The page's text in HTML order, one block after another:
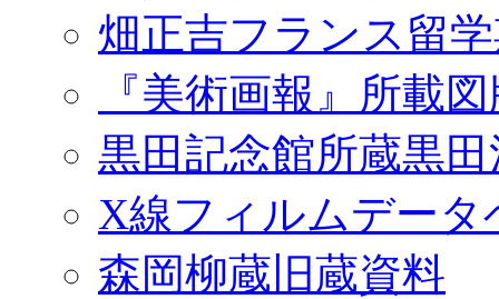
畑正吉フランス留
『美術画報』所載
黒田記念館所蔵黒
X線フィルムデータ
森岡柳蔵旧蔵資料